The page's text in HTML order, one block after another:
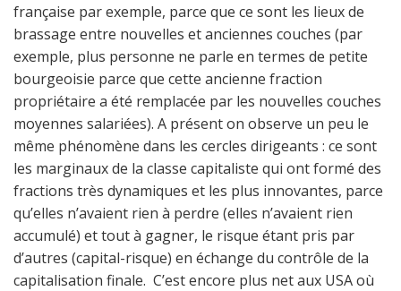
française par exemple, parce que ce sont les lieux de
brassage entre nouvelles et anciennes couches (par
exemple, plus personne ne parle en termes de petite
bourgeoisie parce que cette ancienne fraction
propriétaire a été remplacée par les nouvelles couches
moyennes salariées). A présent on observe un peu le
même phénomène dans les cercles dirigeants : ce sont
les marginaux de la classe capitaliste qui ont formé des
fractions très dynamiques et les plus innovantes, parce
qu’elles n’avaient rien à perdre (elles n’avaient rien
accumulé) et tout à gagner, le risque étant pris par
d’autres (capital-risque) en échange du contrôle de la
capitalisation finale. C’est encore plus net aux USA où